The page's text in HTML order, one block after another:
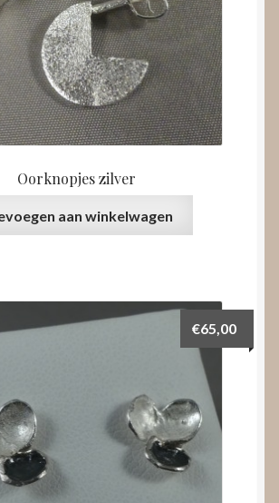
Oorknopjes zilver
aan winkelwagen
€65,00